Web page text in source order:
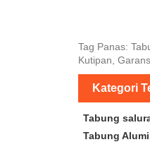
Tag Panas:
Kutipan,
Kategori
Tabung
Tabung